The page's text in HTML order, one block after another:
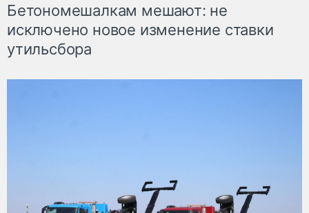
Бетономешалкам мешают: не
исключено новое изменение ставки
утильсбора